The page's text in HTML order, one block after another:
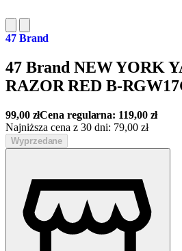
47 Brand
47 Brand NEW YORK
RAZOR RED B-
99,00 złCena regularna: 119,00 zł
Najniższa cena z 30 dni: 79,00 zł
Wyprzedane